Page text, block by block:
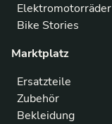
Elektromotorräder
Bike Stories
Marktplatz
Ersatzteile
Zubehör
Bekleidung